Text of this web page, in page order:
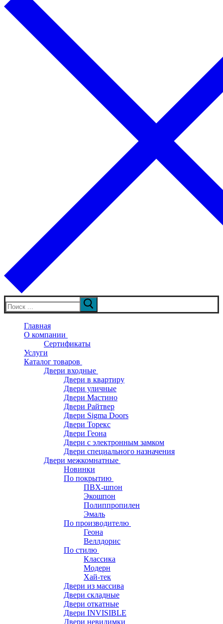
Искать:
Главная
О компании
Сертификаты
Услуги
Каталог товаров
Двери входные
Двери в квартиру
Двери уличные
Двери Мастино
Двери Райтвер
Двери Sigma Doors
Двери Торекс
Двери Геона
Двери с электронным замком
Двери специального назначения
Двери межкомнатные
Новинки
По покрытию
ПВХ-шпон
Экошпон
Полиппропилен
Эмаль
По производителю
Геона
Веллдорис
По стилю
Классика
Модерн
Хай-тек
Двери из массива
Двери складные
Двери откатные
Двери INVISIBLE
Двери невидимки